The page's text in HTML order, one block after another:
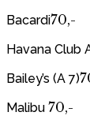
Bacardi70,-
Havana Club
Bailey’s (A 7)
Malibu 70,-